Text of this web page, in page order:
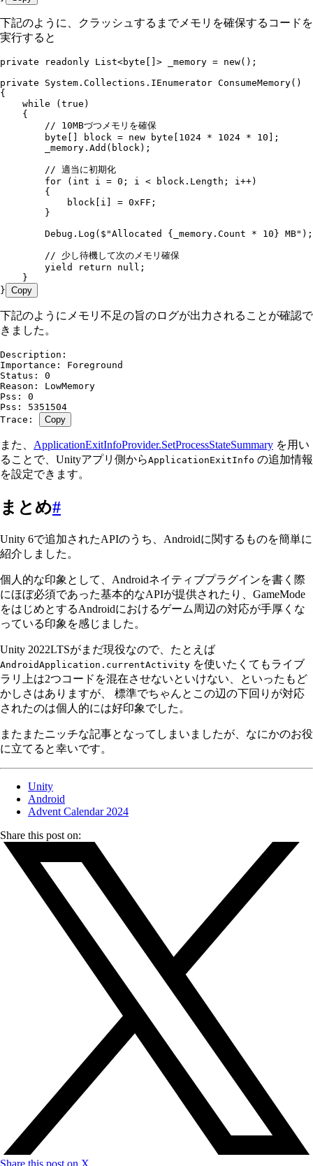
下記のように、クラッシュするまでメモリを確保するコードを
実行すると
private readonly List<byte []> _memory = new();
private System . Collections . IEnumerator ConsumeMemory()
{
    while
( true )
    {
        // 10MBづつメモリを確保
        byte
[] block = new byte 1024 * 1024 * 10 ];
        _memory
. Add (block);
        // 適当に初期化
        for
( int i = 0 ; i < block . Length ; i++)
        {
            block
[i] = 0xFF ;
        }
        Debug
. Log ( $"Allocated { _memory . Count * 10 } MB" );
        // 少し待機して次のメモリ確保
        yield
return null ;
    }
} Copy
下記のようにメモリ不足の旨のログが出力されることが確認で
きました。
Description:
Importance: Foreground
Status: 0
Reason: LowMemory
Pss: 0
Pss: 5351504
Trace:
Copy
また、 ApplicationExitInfoProvider.SetProcessStateSummary を用い
ることで、Unityアプリ側からApplicationExitInfo の追加情報
を設定できます。
まとめ#
Unity 6で追加されたAPIのうち、Androidに関するものを簡単に
紹介しました。
個人的な印象として、Androidネイティブプラグインを書く際
にほぼ必須であった基本的なAPIが提供されたり、GameMode
をはじめとするAndroidにおけるゲーム周辺の対応が手厚くな
っている印象を感じました。
Unity 2022LTSがまだ現役なので、たとえば
AndroidApplication.currentActivity を使いたくてもライブ
ラリ上は2つコードを混在させないといけない、といったもど
かしさはありますが、 標準でちゃんとこの辺の下回りが対応
されたのは個人的には好印象でした。
またまたニッチな記事となってしまいましたが、なにかのお役
に立てると幸いです。
Unity
Android
Advent Calendar 2024
Share this post on:
Share this post on X